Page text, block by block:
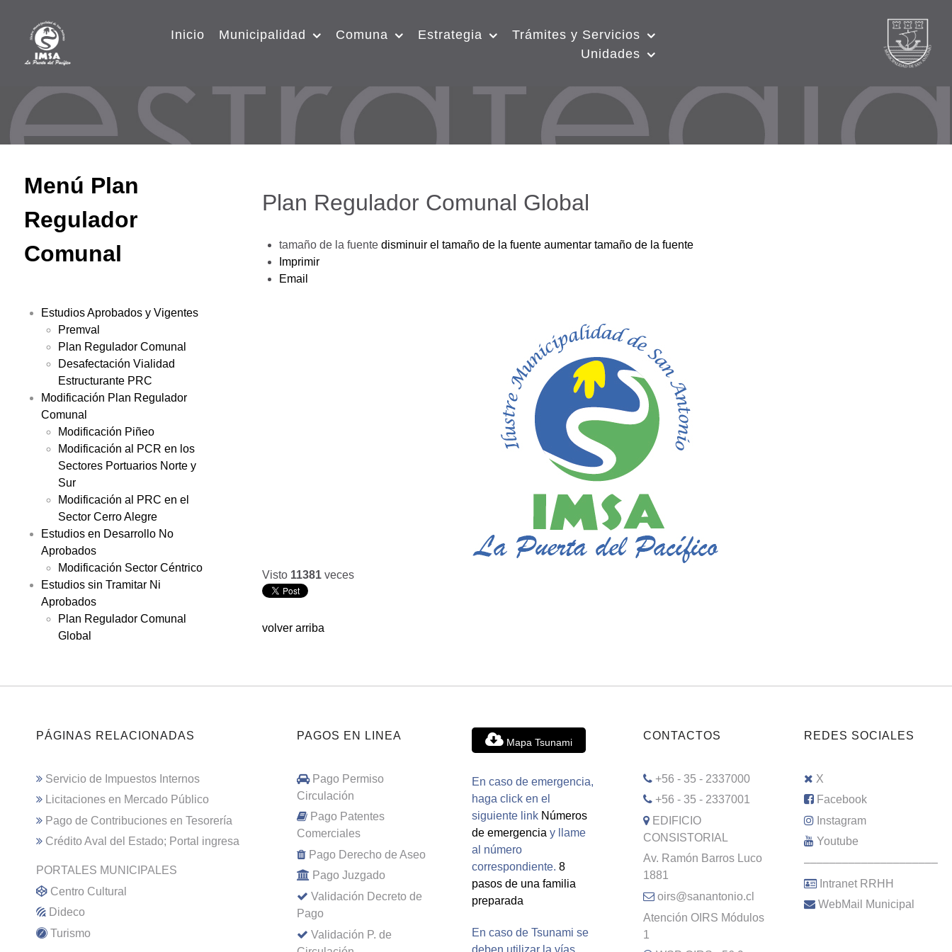
Inicio Municipalidad Comuna Estrategia
Trámites y Servicios
Unidades
Menú Plan
Regulador
Comunal
Estudios Aprobados y Vigentes
Premval
Plan Regulador Comunal
Desafectación Vialidad
Estructurante PRC
Modificación Plan Regulador
Comunal
Modificación Piñeo
Modificación al PCR en los
Sectores Portuarios Norte y
Sur
Modificación al PRC en el
Sector Cerro Alegre
Estudios en Desarrollo No
Aprobados
Modificación Sector Céntrico
Estudios sin Tramitar Ni
Aprobados
Plan Regulador Comunal
Global
Plan Regulador Comunal Global
tamaño de la fuente disminuir el tamaño de la fuente aumentar tamaño de la fuente
Imprimir
Email
Visto 11381 veces
volver arriba
PÁGINAS RELACIONADAS
Servicio de Impuestos Internos
Licitaciones en Mercado Público
Pago de Contribuciones en Tesorería
Crédito Aval del Estado; Portal ingresa
PORTALES MUNICIPALES
Centro Cultural
Dideco
Turismo
PAGOS EN LINEA
Pago Permiso
Circulación
Pago Patentes
Comerciales
Pago Derecho de Aseo
Pago Juzgado
Validación Decreto de
Pago
Validación P. de
Mapa Tsunami
En caso de emergencia,
haga click en el
siguiente link Números
de emergencia y llame
al número
correspondiente. 8
pasos de una familia
preparada
En caso de Tsunami se
deben utilizar la vías
CONTACTOS
+56 - 35 - 2337000
+56 - 35 - 2337001
EDIFICIO
CONSISTORIAL
Av. Ramón Barros Luco
1881
oirs@sanantonio.cl
Atención OIRS Módulos
1
REDES SOCIALES
X
Facebook
Instagram
Youtube
–––––––––––––––––––––
Intranet RRHH
WebMail Municipal